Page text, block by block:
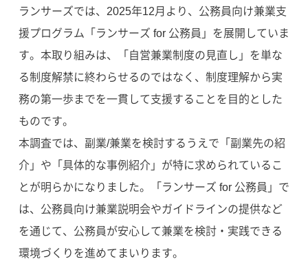
ランサーズでは、2025年12月より、公務員向け兼業支
援プログラム「ランサーズ for 公務員」を展開していま
す。本取り組みは、「自営兼業制度の見直し」を単な
る制度解禁に終わらせるのではなく、制度理解から実
務の第一歩までを一貫して支援することを目的とした
ものです。
本調査では、副業/兼業を検討するうえで「副業先の紹
介」や「具体的な事例紹介」が特に求められているこ
とが明らかになりました。「ランサーズ for 公務員」で
は、公務員向け兼業説明会やガイドラインの提供など
を通じて、公務員が安心して兼業を検討・実践できる
環境づくりを進めてまいります。